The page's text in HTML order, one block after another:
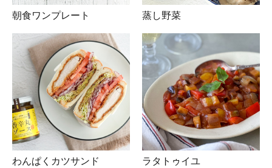
朝食ワンプレート 蒸し野菜
わんぱくカツサンド ラタトゥイユ